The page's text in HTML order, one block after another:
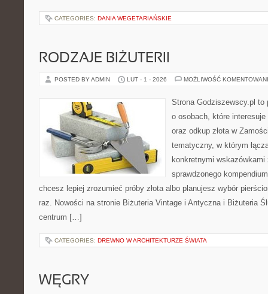
CATEGORIES: DANIA WEGETARIAŃSKIE
RODZAJE BIŻUTERII
POSTED BY ADMIN LUT - 1 - 2026 MOŻLIWOŚĆ
Strona Godziszewscy.pl to
o osobach, które
oraz odkup złota w
tematyczny, w którym
konkretnymi
sprawdzonego
chcesz lepiej zrozumieć próby złota albo planujesz wybór
raz. Nowości na stronie Biżuteria Vintage i Antyczna i Biżuteria
centrum […]
CATEGORIES: DREWNO W ARCHITEKTURZE ŚWIATA
WĘGRY